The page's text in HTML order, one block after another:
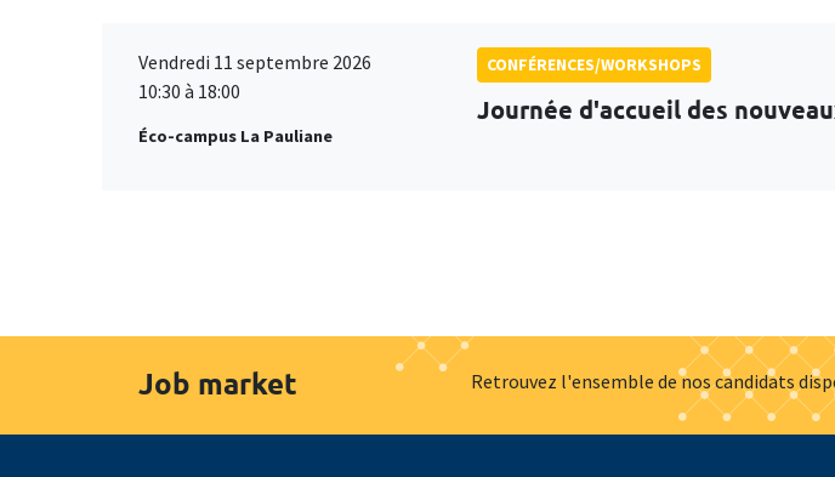
Vendredi 11 septembre 2026
10:30 à 18:00
Éco-campus La Pauliane
CONFÉRENCES/WORKSHOPS
Journée d'accueil des
Job market Retrouvez l'ensemble de nos candidats